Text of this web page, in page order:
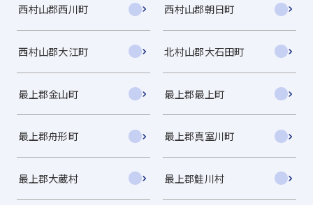
西村山郡西川町 西村山郡朝日町
西村山郡大江町 北村山郡大石田町
最上郡金山町 最上郡最上町
最上郡舟形町 最上郡真室川町
最上郡大蔵村 最上郡鮭川村